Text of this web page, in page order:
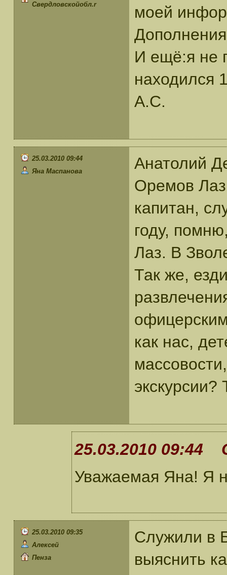
Свердловскойобл.r
моей
И ещё:я не
находился
А.С.
25.03.2010 09:44
Яна Маспанова
Анатолий
Оремов
капитан,
году,
Лаз. В
Так же,
как нас,
25.03.2010 09:44
Уважаемая Яна! Я
25.03.2010 09:35
Алексей
Пенза
Служили в
выяснить